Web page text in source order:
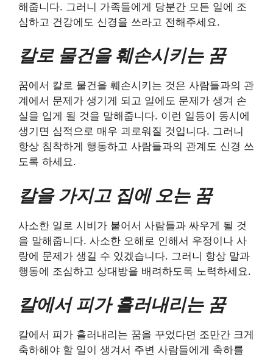
해줍니다. 그러니 가족들에게 당분간 모든 일에 조
심하고 건강에도 신경을 쓰라고 전해주세요.
칼로 물건을 훼손시키는 꿈
꿈에서 칼로 물건을 훼손시키는 것은 사람들과의 관
계에서 문제가 생기게 되고 일에도 문제가 생겨 손
실을 입게 될 것을 말해줍니다. 이런 일등이 동시에
생기면 심적으로 매우 괴로워질 것입니다. 그러니
항상 침착하게 행동하고 사람들과의 관계도 신경 쓰
도록 하세요.
칼을 가지고 집에 오는 꿈
사소한 일로 시비가 붙어서 사람들과 싸우게 될 것
을 말해줍니다. 사소한 오해로 인해서 우정이나 사
랑에 문제가 생길 수 있겠습니다. 그러니 항상 말과
행동에 조심하고 상대방을 배려하도록 노력하세요.
칼에서 피가 흘러내리는 꿈
칼에서 피가 흘러내리는 꿈을 꾸었다면 조만간 크게
축하해야 할 일이 생겨서 주변 사람들에게 축하를